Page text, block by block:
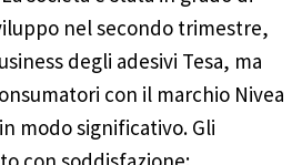
nel secondo trimestre,
degli adesivi Tesa, ma
con il marchio Nivea
modo significativo. Gli